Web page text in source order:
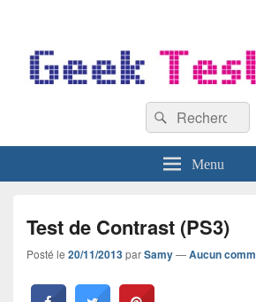
Recherche :
Rechercher
Menu
Test de Contrast (PS3)
Posté le 20/11/2013parSamy—Aucun